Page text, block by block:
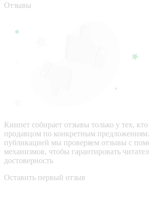
Отзывы
Кинпет собирает отзывы только у тех,
продавцом по конкретным
публикацией мы проверяем отзывы с
механизмов, чтобы гарантировать
достоверность
Оставить первый отзыв